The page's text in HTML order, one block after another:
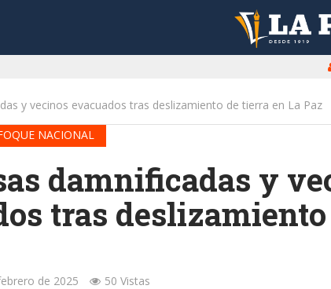
y vecinos evacuados tras deslizamiento de tierra en La Paz
NACIONAL
damnificadas y
tras
de 2025 50 Vistas